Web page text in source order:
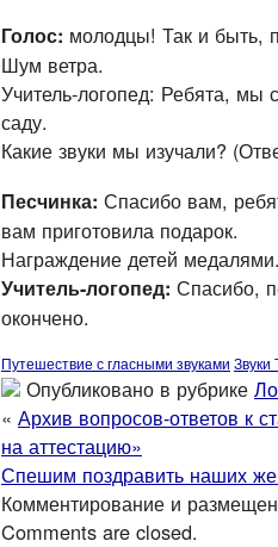
Голос: молодцы! Так и быть,
Шум ветра.
Учитель-логопед: Ребята,
саду.
Какие звуки мы изучали?
Песчинка: Спасибо вам,
вам приготовила подарок.
Награждение детей
Учитель-логопед: Спасибо,
окончено.
Путешествие с гласными звуками
Опубликовано в рубрике
« Архив вопросов-ответов к
на аттестацию»
Спешим поздравить наших
Комментирование и
Comments are closed.